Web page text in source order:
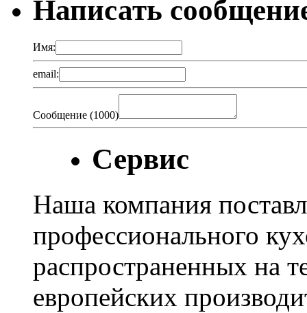
Написать
Имя:
email:
Сообщение (1000)
Сервис
Наша компания
профессионального
распространенных на
европейских